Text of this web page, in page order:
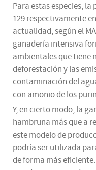
Para estas especies,
129 respectivamente
actualidad, según el
ganadería intensiva
ambientales que tiene
deforestación y las
contaminación del
con amonio de los
Y, en cierto modo, la
hambruna más que a
este modelo de
podría ser utilizada
de forma más